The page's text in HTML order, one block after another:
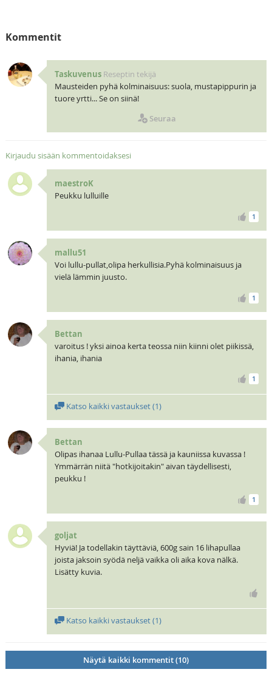
Kommentit
Taskuvenus Reseptin tekijä
Mausteiden pyhä kolminaisuus: suola, mustapippurin ja
tuore yrtti... Se on siinä!
Seuraa
Kirjaudu sisään kommentoidaksesi
maestroK
Peukku lulluille
1
mallu51
Voi lullu-pullat,olipa herkullisia.Pyhä kolminaisuus ja
vielä lämmin juusto.
1
Bettan
varoitus ! yksi ainoa kerta teossa niin kiinni olet piikissä,
ihania, ihania
1
Katso kaikki vastaukset (1)
Bettan
Olipas ihanaa Lullu-Pullaa tässä ja kauniissa kuvassa !
Ymmärrän niitä "hotkijoitakin" aivan täydellisesti,
peukku !
1
goljat
Hyviä! Ja todellakin täyttäviä, 600g sain 16 lihapullaa
joista jaksoin syödä neljä vaikka oli aika kova nälkä.
Lisätty kuvia.
Katso kaikki vastaukset (1)
Näytä kaikki kommentit (10)